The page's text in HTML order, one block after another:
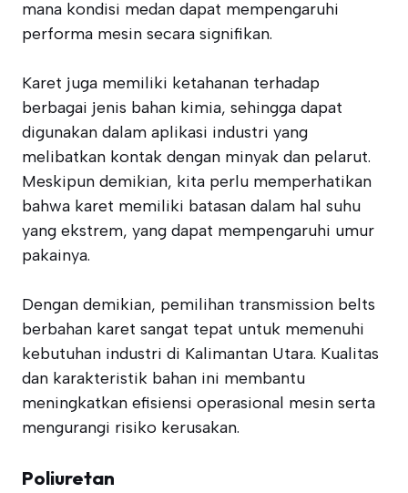
mana kondisi medan dapat mempengaruhi
performa mesin secara signifikan.
Karet juga memiliki ketahanan terhadap
berbagai jenis bahan kimia, sehingga dapat
digunakan dalam aplikasi industri yang
melibatkan kontak dengan minyak dan pelarut.
Meskipun demikian, kita perlu memperhatikan
bahwa karet memiliki batasan dalam hal suhu
yang ekstrem, yang dapat mempengaruhi umur
pakainya.
Dengan demikian, pemilihan transmission belts
berbahan karet sangat tepat untuk memenuhi
kebutuhan industri di Kalimantan Utara. Kualitas
dan karakteristik bahan ini membantu
meningkatkan efisiensi operasional mesin serta
mengurangi risiko kerusakan.
Poliuretan